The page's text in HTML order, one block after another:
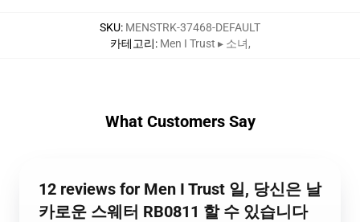
SKU: MENSTRK-37468-DEFAULT
카테고리: Men I Trust ▸ 소녀,
What Customers Say
12 reviews for Men I Trust 일, 당신은 날
카로운 스웨터 RB0811 할 수 있습니다